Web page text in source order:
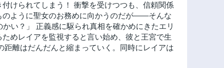
けられてしまう！ 衝撃を受けつつも、信頼関係
のように聖女のお務めに向かうのだが――そんな
い？」 正義感に駆られ真相を確かめにきたエリ
めレイアを監視すると言い始め、彼と王宮で生
離はだんだんと縮まっていく。同時にレイアは